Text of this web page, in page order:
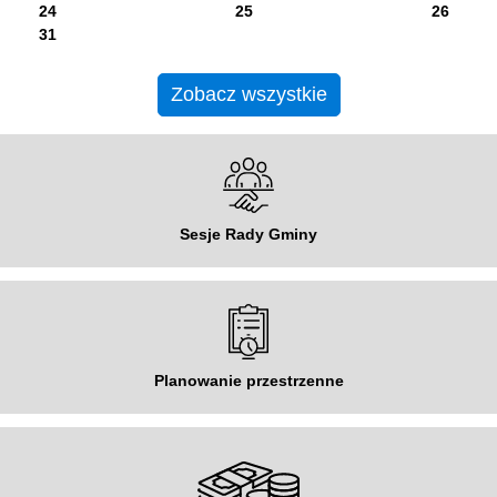
24 25 26
31
Zobacz wszystkie
Sesje Rady Gminy
Planowanie przestrzenne